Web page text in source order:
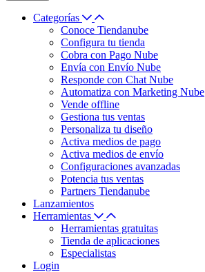
Categorías
Conoce Tiendanube
Configura tu tienda
Cobra con Pago Nube
Envía con Envío Nube
Responde con Chat Nube
Automatiza con Marketing Nube
Vende offline
Gestiona tus ventas
Personaliza tu diseño
Activa medios de pago
Activa medios de envío
Configuraciones avanzadas
Potencia tus ventas
Partners Tiendanube
Lanzamientos
Herramientas
Herramientas gratuitas
Tienda de aplicaciones
Especialistas
Login